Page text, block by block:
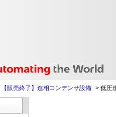
【販売終了】進相コンデンサ設備 > 低圧